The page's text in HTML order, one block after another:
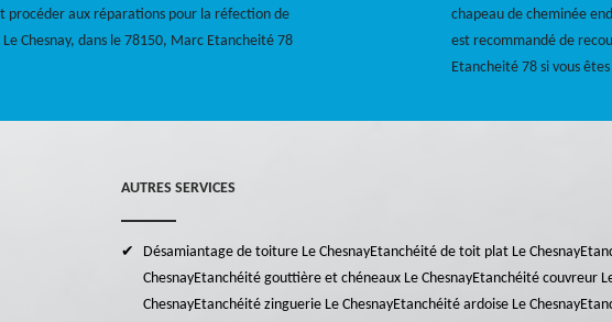
procéder aux réparations pour la réfection de
Chesnay, dans le 78150, Marc Etancheité 78
chapeau de cheminée
est recommandé de
Etancheité 78 si vous
AUTRES SERVICES
Désamiantage de toiture Le ChesnayEtanchéité de toit plat Le Chesnay
ChesnayEtanchéité gouttière et chéneaux Le ChesnayEtanchéité couvreur
ChesnayEtanchéité zinguerie Le ChesnayEtanchéité ardoise Le Chesnay